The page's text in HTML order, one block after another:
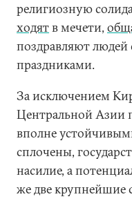
религиозную
ходятв мечети,
поздравляют
праздниками.
За исключением
Центральной Азии
вполне
сплочены,
насилие, а
же две крупнейшие